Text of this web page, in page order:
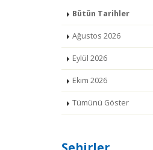
Bütün Tarihler
Ağustos 2026
Eylül 2026
Ekim 2026
Tümünü Göster